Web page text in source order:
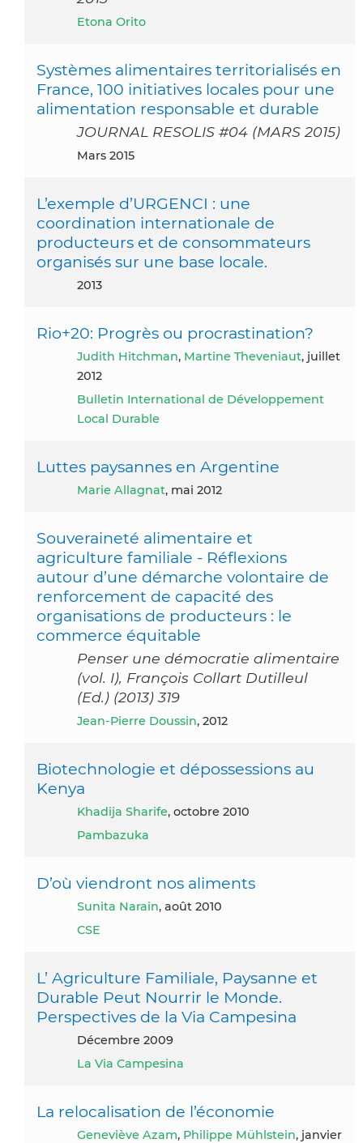
Etona Orito
Systèmes alimentaires territorialisés en
France, 100 initiatives locales pour une
alimentation responsable et durable
JOURNAL RESOLIS #04 (MARS 2015)
mars 2015
L’exemple d’URGENCI : une
coordination internationale de
producteurs et de consommateurs
organisés sur une base locale.
2013
Rio+20: Progrès ou procrastination?
Judith Hitchman, Martine Theveniaut, juillet
2012
Bulletin International de Développement
Local Durable
Luttes paysannes en Argentine
Marie Allagnat, mai 2012
Souveraineté alimentaire et
agriculture familiale - Réflexions
autour d’une démarche volontaire de
renforcement de capacité des
organisations de producteurs : le
commerce équitable
Penser une démocratie alimentaire
(vol. I), François Collart Dutilleul
(Ed.) (2013) 319
Jean-Pierre Doussin, 2012
Biotechnologie et dépossessions au
Kenya
Khadija Sharife, octobre 2010
Pambazuka
D’où viendront nos aliments
Sunita Narain, août 2010
CSE
L’ Agriculture Familiale, Paysanne et
Durable Peut Nourrir le Monde.
Perspectives de la Via Campesina
décembre 2009
La Via Campesina
La relocalisation de l’économie
Geneviève Azam, Philippe Mühlstein, janvier